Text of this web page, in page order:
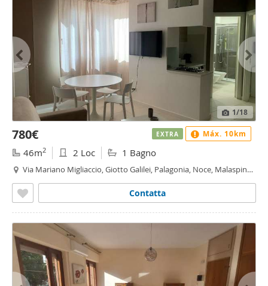
1/18
780€
46m2 2 Loc 1 Bagno
Via Mariano Migliaccio, Giotto Galilei, Palagonia, Noce, Malaspina -
Contatta
EXTRA Máx. 10km